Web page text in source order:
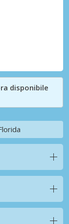
disponibile